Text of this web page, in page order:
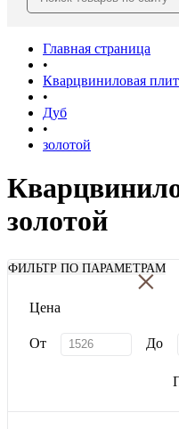
Главная страница
•
Кварцвиниловая
•
Дуб
•
золотой
золотой
ФИЛЬТР ПО ПАРАМЕТРАМ
×
Цена
От До